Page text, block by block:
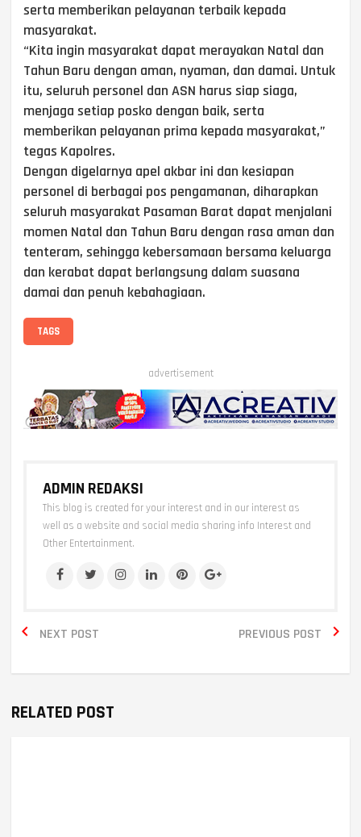
serta memberikan pelayanan terbaik kepada
masyarakat.
“Kita ingin masyarakat dapat merayakan Natal dan
Tahun Baru dengan aman, nyaman, dan damai. Untuk
itu, seluruh personel dan ASN harus siap siaga,
menjaga setiap posko dengan baik, serta
memberikan pelayanan prima kepada masyarakat,”
tegas Kapolres.
Dengan digelarnya apel akbar ini dan kesiapan
personel di berbagai pos pengamanan, diharapkan
seluruh masyarakat Pasaman Barat dapat menjalani
momen Natal dan Tahun Baru dengan rasa aman dan
tenteram, sehingga kebersamaan bersama keluarga
dan kerabat dapat berlangsung dalam suasana
damai dan penuh kebahagiaan.
TAGS
advertisement
ADMIN REDAKSI
This blog is created for your interest and in our interest as
well as a website and social media sharing info Interest and
Other Entertainment.
NEXT POST
 PREVIOUS POST 
RELATED POST